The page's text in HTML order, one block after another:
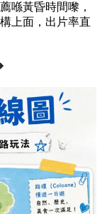
喺黃昏時間嚟，
上面，出片率直